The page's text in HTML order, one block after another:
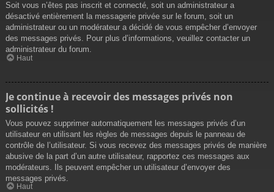
Soit vous n’êtes pas inscrit et connecté, soit un administrateur a
désactivé entièrement la messagerie privée sur le forum, soit un
administrateur ou un modérateur a décidé de vous empêcher d’envoyer
des messages privés. Pour plus d’informations, veuillez contacter un
administrateur du forum.
Haut
Je continue à recevoir des messages privés non
sollicités !
Vous pouvez supprimer automatiquement les messages privés d’un
utilisateur en utilisant les règles de messages depuis le panneau de
contrôle de l’utilisateur. Si vous recevez des messages privés de manière
abusive de la part d’un autre utilisateur, rapportez ces messages aux
modérateurs. Ils peuvent empêcher un utilisateur d’envoyer des
messages privés.
Haut